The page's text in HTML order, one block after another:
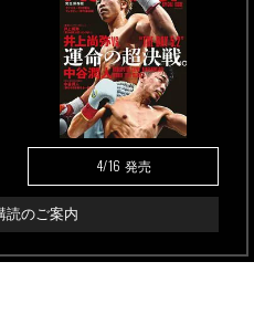
4/16 発売
読のご案内